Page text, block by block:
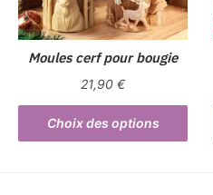
choisies
sur
la
page
produit
Moules cerf pour bougie
21,90€
Choix des options
Ce
produit